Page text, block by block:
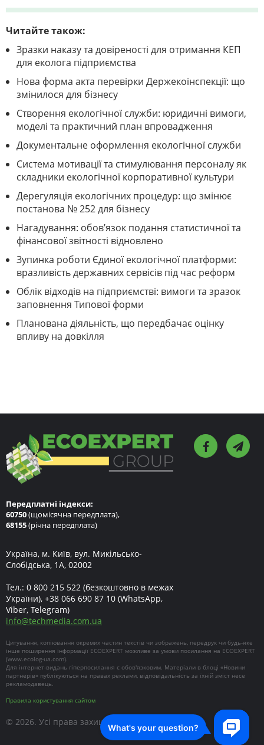
Читайте також:
Зразки наказу та довіреності для отримання КЕП
для еколога підприємства
Нова форма акта перевірки Держекоінспекції: що
змінилося для бізнесу
Створення екологічної служби: юридичні вимоги,
моделі та практичний план впровадження
Документальне оформлення екологічної служби
Система мотивації та стимулювання персоналу як
складники екологічної корпоративної культури
Дерегуляція екологічних процедур: що змінює
постанова № 252 для бізнесу
Нагадування: обов’язок подання статистичної та
фінансової звітності відновлено
Зупинка роботи Єдиної екологічної платформи:
вразливість державних сервісів під час реформ
Облік відходів на підприємстві: вимоги та зразок
заповнення Типової форми
Планована діяльність, що передбачає оцінку
впливу на довкілля
Передплатні індекси:
60750(щомісячна передплата),
68155(річна передплата)
Україна, м. Київ, вул. Микільсько-
Слобідська, 1А, 02002
Тел.: 0 800 215 522 (безкоштовно в межах
України), +38 066 690 87 10 (WhatsApp,
Viber, Telegram)
info@techmedia.com.ua
Цитування, копіювання окремих частин текстів чи зображень, передрук чи будь-яке
інше поширення інформації ECOEXPERT можливе за умови посилання на ECOEXPERT
(www.ecolog-ua.com).
Для інтернет-видань гіперпосилання є обов'язковим. Матеріали в блоці «Новини
партнерів» публікуються на правах реклами, відповідальність за їхній зміст несе
рекламодавець.
Правила користування сайтом
© 2026. Усі права захищені